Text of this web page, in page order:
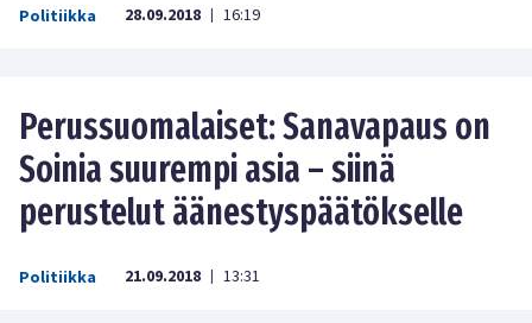
Politiikka 28.09.2018 | 16:19
Perussuomalaiset: Sanavapaus on
Soinia suurempi asia – siinä
perustelut äänestyspäätökselle
Politiikka 21.09.2018 | 13:31